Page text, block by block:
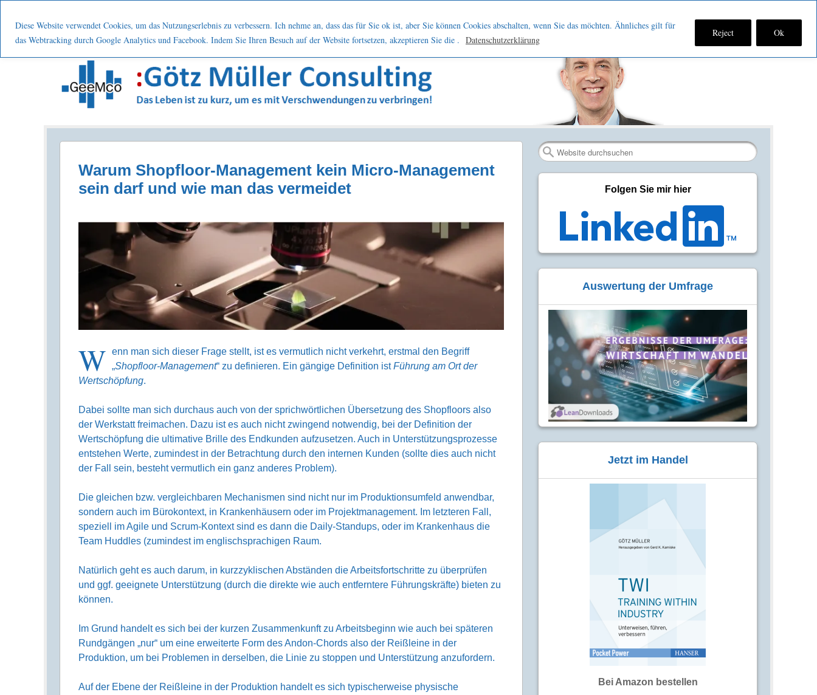
Diese Website verwendet Cookies, um das Nutzungserlebnis zu verbessern. Ich nehme an, dass das für Sie ok ist, aber Sie können Cookies abschalten, wenn Sie das möchten. Ähnliches gilt für
das Webtracking durch Google Analytics und Facebook. Indem Sie Ihren Besuch auf der Website fortsetzen, akzeptieren Sie die . Datenschutzerklärung
Reject Ok
Menu
Start
Leistung Nutzen Über mich Netzwerk Kontakt Blog
Podcast
Fan Verbinden
RSS-
Prozesse . Systematisch . Kontinuierlich . Verbessern
Search
Warum Shopfloor-Management kein Micro-Management
sein darf und wie man das vermeidet
W enn man sich dieser Frage stellt, ist es vermutlich nicht verkehrt, erstmal den Begriff
„Shopfloor-Management“ zu definieren. Ein gängige Definition istFührung am Ort der
Wertschöpfung.
Dabei sollte man sich durchaus auch von der sprichwörtlichen Übersetzung des Shopfloors also
der Werkstatt freimachen. Dazu ist es auch nicht zwingend notwendig, bei der Definition der
Wertschöpfung die ultimative Brille des Endkunden aufzusetzen. Auch in Unterstützungsprozesse
entstehen Werte, zumindest in der Betrachtung durch den internen Kunden (sollte dies auch nicht
der Fall sein, besteht vermutlich ein ganz anderes Problem).
Die gleichen bzw. vergleichbaren Mechanismen sind nicht nur im Produktionsumfeld anwendbar,
sondern auch im Bürokontext, in Krankenhäusern oder im Projektmanagement. Im letzteren Fall,
speziell im Agile und Scrum-Kontext sind es dann die Daily-Standups, oder im Krankenhaus die
Team Huddles (zumindest im englischsprachigen Raum.
Natürlich geht es auch darum, in kurzzyklischen Abständen die Arbeitsfortschritte zu überprüfen
und ggf. geeignete Unterstützung (durch die direkte wie auch entferntere Führungskräfte) bieten zu
können.
Im Grund handelt es sich bei der kurzen Zusammenkunft zu Arbeitsbeginn wie auch bei späteren
Rundgängen „nur“ um eine erweiterte Form des Andon-Chords also der Reißleine in der
Produktion, um bei Problemen in derselben, die Linie zu stoppen und Unterstützung anzufordern.
Auf der Ebene der Reißleine in der Produktion handelt es sich typischerweise physische
Folgen Sie mir hier
Auswertung der Umfrage
Jetzt im Handel
Bei Amazon bestellen